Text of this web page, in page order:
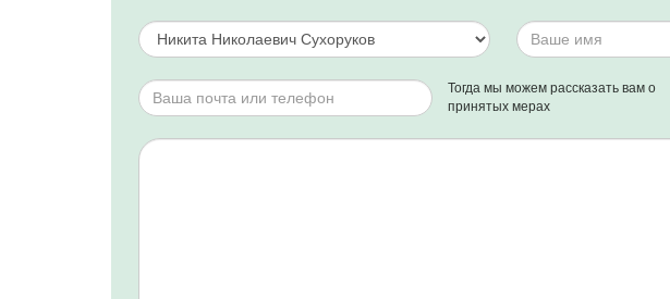
Тогда мы можем рассказать вам о
принятых мерах